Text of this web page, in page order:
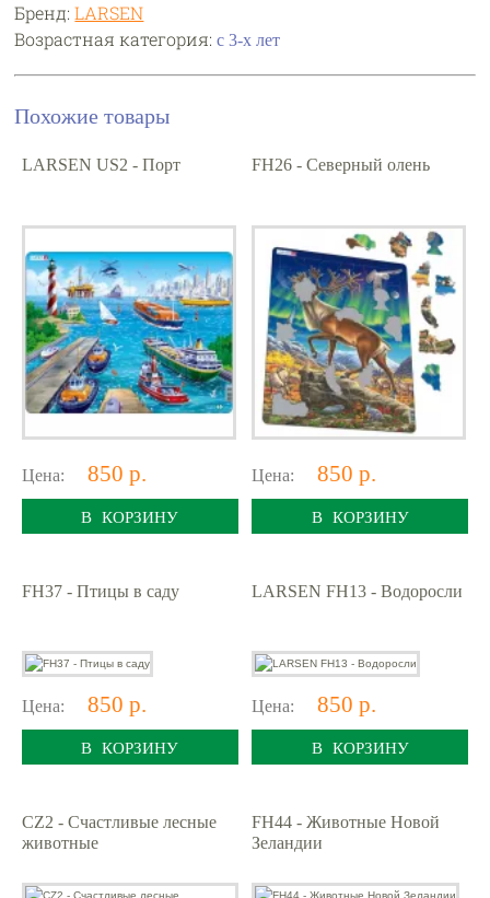
Бренд:LARSEN
Возрастная категория:с 3-х лет
Похожие товары
LARSEN US2 - Порт
Цена: 850 р.
В КОРЗИНУ
FH26 - Северный олень
Цена: 850 р.
В КОРЗИНУ
FH37 - Птицы в саду
Цена: 850 р.
В КОРЗИНУ
LARSEN FH13 - Водоросли
Цена: 850 р.
В КОРЗИНУ
CZ2 - Счастливые лесные
животные
FH44 - Животные Новой
Зеландии